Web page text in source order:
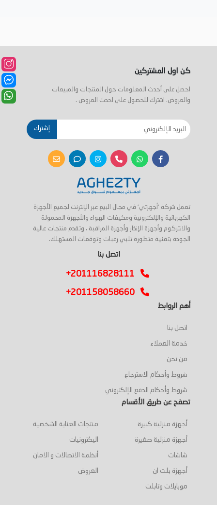
كن اول المشتركين
احصل على أحدث المعلومات حول المنتجات والمبيعات
والعروض. اشترك للحصول على احدث العروض .
إشترك
تعمل شركة 'أجهزتي' في مجال البيع عبر الإنترنت لجميع الأجهزة
الكهربائية والإلكترونية ومكيفات الهواء والأجهزة المحمولة
والانتركوم وأجهزة الإنذار وأجهزة المراقبة ، وتقدم منتجات عالية
الجودة بتقنية متطورة تلبي رغبات وتوقعات المستهلك.
اتصل بنا
+201116828111
+201158058660
أهم الروابط
اتصل بنا
خدمة العملاء
من نحن
شروط وأحكام الاسترجاع
شروط وأحكام الدفع الإلكتروني
تصفح عن طريق الأقسام
أجهزة منزلية كبيرة
أجهزة منزلية صغيرة
شاشات
أجهزة بلت ان
موبايلات وتابلت
منتجات العناية الشخصية
اليكترونيات
أنظمة الاتصالات و الامان
العروض